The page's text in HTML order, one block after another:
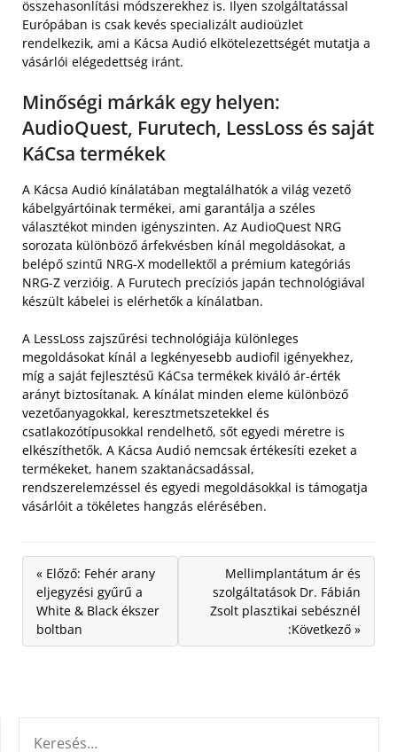
összehasonlítási módszerekhez is. Ilyen szolgáltatással
Európában is csak kevés specializált audioüzlet
rendelkezik, ami a Kácsa Audió elkötelezettségét mutatja a
vásárlói elégedettség iránt.
Minőségi márkák egy helyen:
AudioQuest, Furutech, LessLoss és saját
KáCsa termékek
A Kácsa Audió kínálatában megtalálhatók a világ vezető
kábelgyártóinak termékei, ami garantálja a széles
választékot minden igényszinten. Az AudioQuest NRG
sorozata különböző árfekvésben kínál megoldásokat, a
belépő szintű NRG-X modellektől a prémium kategóriás
NRG-Z verzióig. A Furutech precíziós japán technológiával
készült kábelei is elérhetők a kínálatban.
A LessLoss zajszűrési technológiája különleges
megoldásokat kínál a legkényesebb audiofil igényekhez,
míg a saját fejlesztésű KáCsa termékek kiváló ár-érték
arányt biztosítanak. A kínálat minden eleme különböző
vezetőanyagokkal, keresztmetszetekkel és
csatlakozótípusokkal rendelhető, sőt egyedi méretre is
elkészíthetők. A Kácsa Audió nemcsak értékesíti ezeket a
termékeket, hanem szaktanácsadással,
rendszerelemzéssel és egyedi megoldásokkal is támogatja
vásárlóit a tökéletes hangzás elérésében.
« Előző: Fehér arany
eljegyzési gyűrű a
White & Black ékszer
boltban
Mellimplantátum ár és
szolgáltatások Dr. Fábián
Zsolt plasztikai sebésznél
:Következő »